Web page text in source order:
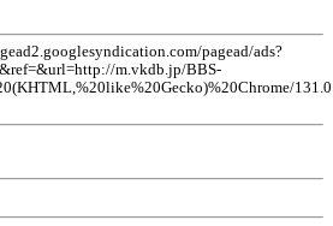
pagead/ads?
m.vkdb.jp/BBS-